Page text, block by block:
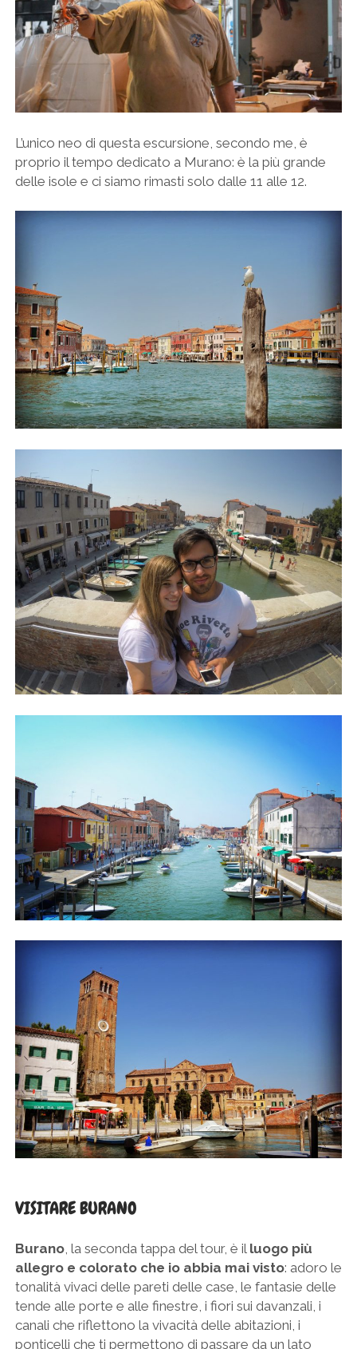
L’unico neo di questa escursione, secondo me, è
proprio il tempo dedicato a Murano: è la più grande
delle isole e ci siamo rimasti solo dalle 11 alle 12.
VISITARE BURANO
Burano, la seconda tappa del tour, è il luogo più
allegro e colorato che io abbia mai visto: adoro le
tonalità vivaci delle pareti delle case, le fantasie delle
tende alle porte e alle finestre, i fiori sui davanzali, i
canali che riflettono la vivacità delle abitazioni, i
ponticelli che ti permettono di passare da un lato